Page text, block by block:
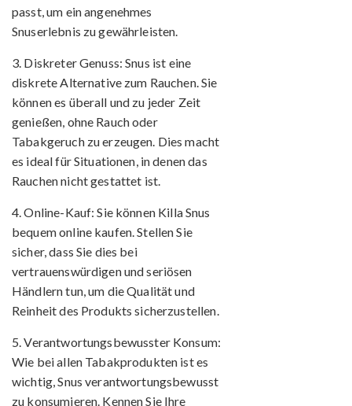
passt, um ein angenehmes
Snuserlebnis zu gewährleisten.
3. Diskreter Genuss: Snus ist eine
diskrete Alternative zum Rauchen. Sie
können es überall und zu jeder Zeit
genießen, ohne Rauch oder
Tabakgeruch zu erzeugen. Dies macht
es ideal für Situationen, in denen das
Rauchen nicht gestattet ist.
4. Online-Kauf: Sie können Killa Snus
bequem online kaufen. Stellen Sie
sicher, dass Sie dies bei
vertrauenswürdigen und seriösen
Händlern tun, um die Qualität und
Reinheit des Produkts sicherzustellen.
5. Verantwortungsbewusster Konsum:
Wie bei allen Tabakprodukten ist es
wichtig, Snus verantwortungsbewusst
zu konsumieren. Kennen Sie Ihre